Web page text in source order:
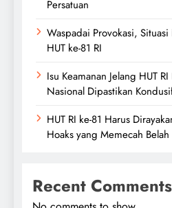
Persatuan
Waspadai Provokasi,
HUT ke-81 RI
Isu Keamanan Jelang HUT
Nasional Dipastikan
HUT RI ke-81 Harus
Hoaks yang Memecah Belah
Recent Comments